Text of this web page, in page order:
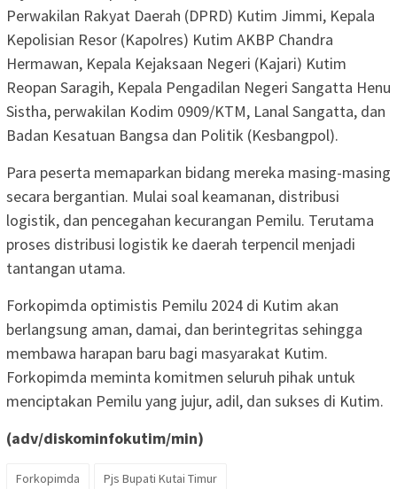
Perwakilan Rakyat Daerah (DPRD) Kutim Jimmi, Kepala
Kepolisian Resor (Kapolres) Kutim AKBP Chandra
Hermawan, Kepala Kejaksaan Negeri (Kajari) Kutim
Reopan Saragih, Kepala Pengadilan Negeri Sangatta Henu
Sistha, perwakilan Kodim 0909/KTM, Lanal Sangatta, dan
Badan Kesatuan Bangsa dan Politik (Kesbangpol).
Para peserta memaparkan bidang mereka masing-masing
secara bergantian. Mulai soal keamanan, distribusi
logistik, dan pencegahan kecurangan Pemilu. Terutama
proses distribusi logistik ke daerah terpencil menjadi
tantangan utama.
Forkopimda optimistis Pemilu 2024 di Kutim akan
berlangsung aman, damai, dan berintegritas sehingga
membawa harapan baru bagi masyarakat Kutim.
Forkopimda meminta komitmen seluruh pihak untuk
menciptakan Pemilu yang jujur, adil, dan sukses di Kutim.
(adv/diskominfokutim/min)
Forkopimda Pjs Bupati Kutai Timur